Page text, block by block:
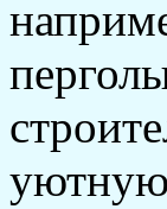
уютную